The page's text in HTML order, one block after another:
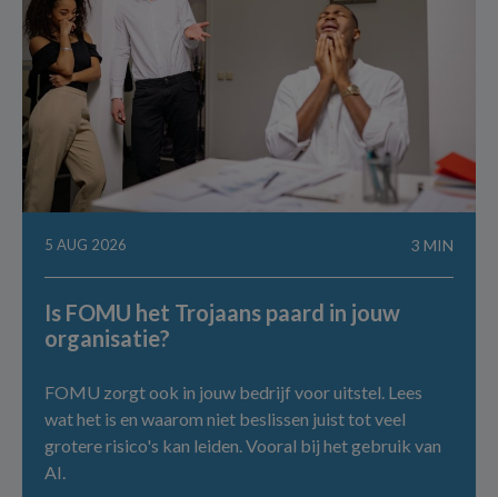
5 AUG 2026 3 MIN
Is FOMU het Trojaans paard in jouw
organisatie?
FOMU zorgt ook in jouw bedrijf voor uitstel. Lees
wat het is en waarom niet beslissen juist tot veel
grotere risico's kan leiden. Vooral bij het gebruik van
AI.